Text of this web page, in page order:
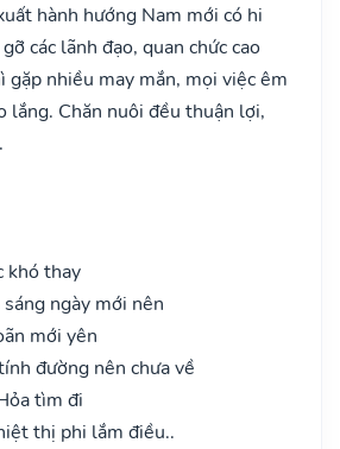
hành hướng Nam mới có hi
các lãnh đạo, quan chức cao
gặp nhiều may mắn, mọi việc êm
lắng. Chăn nuôi đều thuận lợi,
khó thay
ngày mới nên
mới yên
đường nên chưa về
tìm đi
thị phi lắm điều..